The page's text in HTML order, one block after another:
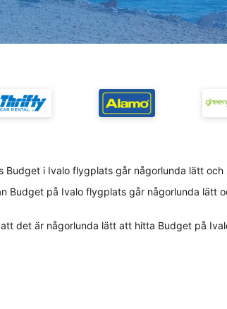
Budget i Ivalo flygplats går någorlunda lätt och
Budget på Ivalo flygplats går någorlunda lätt
det är någorlunda lätt att hitta Budget på